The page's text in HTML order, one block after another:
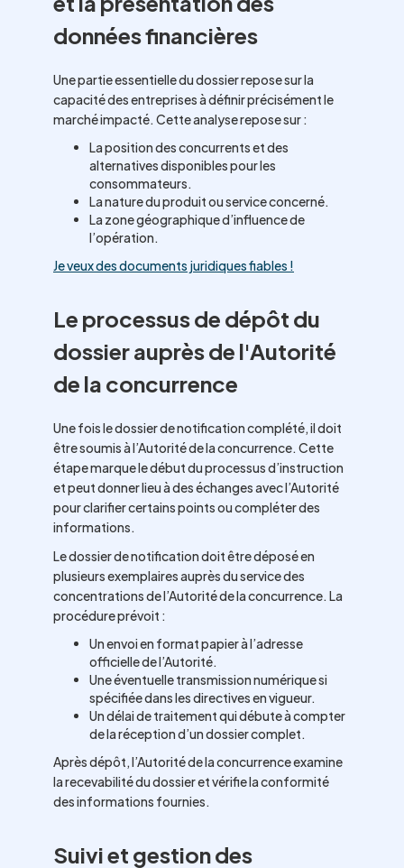
données financières
Une partie essentielle du dossier repose sur la
capacité des entreprises à définir précisément le
marché impacté. Cette analyse repose sur :
La position des concurrents et des
alternatives disponibles pour les
consommateurs.
La nature du produit ou service concerné.
La zone géographique d’influence de
l’opération.
Je veux des documents juridiques fiables !
Le processus de dépôt du
dossier auprès de l'Autorité
de la concurrence
Une fois le dossier de notification complété, il doit
être soumis à l’Autorité de la concurrence. Cette
étape marque le début du processus d’instruction
et peut donner lieu à des échanges avec l’Autorité
pour clarifier certains points ou compléter des
informations.
Le dossier de notification doit être déposé en
plusieurs exemplaires auprès du service des
concentrations de l’Autorité de la concurrence. La
procédure prévoit :
Un envoi en format papier à l’adresse
officielle de l’Autorité.
Une éventuelle transmission numérique si
spécifiée dans les directives en vigueur.
Un délai de traitement qui débute à compter
de la réception d’un dossier complet.
Après dépôt, l’Autorité de la concurrence examine
la recevabilité du dossier et vérifie la conformité
des informations fournies.
Suivi et gestion des